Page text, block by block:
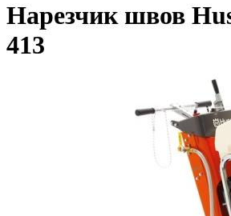
Нарезчик швов
413